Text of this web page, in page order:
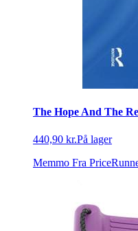
The Hope And The
440,90 kr.På lager
Memmo Fra